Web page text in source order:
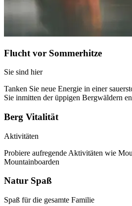
Flucht vor Sommerhitze
Sie sind hier
Tanken Sie neue Energie in einer
Sie inmitten der üppigen Bergwäldern
Berg Vitalität
Aktivitäten
Probiere aufregende Aktivitäten wie
Mountainboarden
Natur Spaß
Spaß für die gesamte Familie